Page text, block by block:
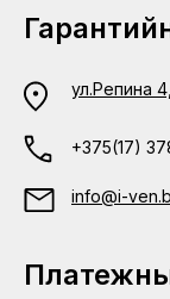
ул.Репина
+375(17)
info@i-